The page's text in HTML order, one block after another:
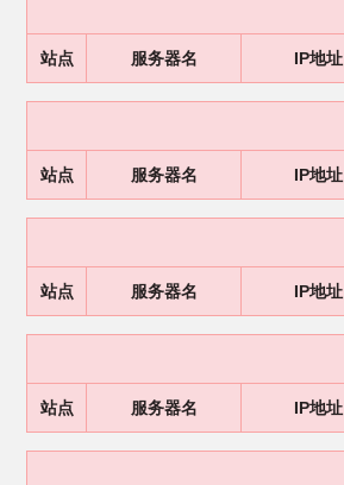
站点 服务器名 IP地址
站点 服务器名 IP地址
站点 服务器名 IP地址
站点 服务器名 IP地址